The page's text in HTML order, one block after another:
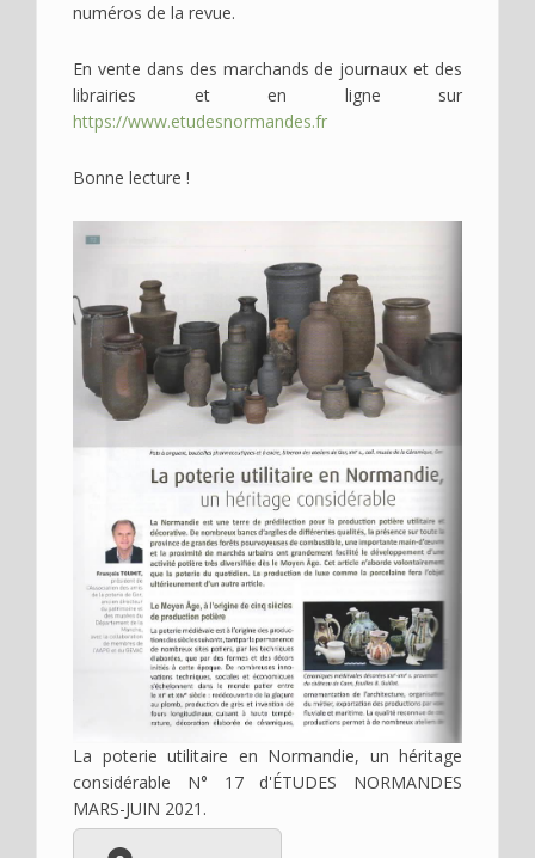
numéros de la revue.
En vente dans des marchands de journaux et des
librairies et en ligne sur
https://www.etudesnormandes.fr
Bonne lecture !
Image
La poterie utilitaire en Normandie, un héritage
considérable N° 17 d'ÉTUDES NORMANDES
MARS-JUIN 2021.